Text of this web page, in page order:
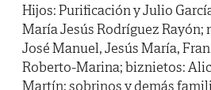
Hijos: Purificación y Julio
María Jesús Rodríguez Rayón;
José Manuel, Jesús María,
Roberto-Marina; biznietos:
Martín; sobrinos y demás